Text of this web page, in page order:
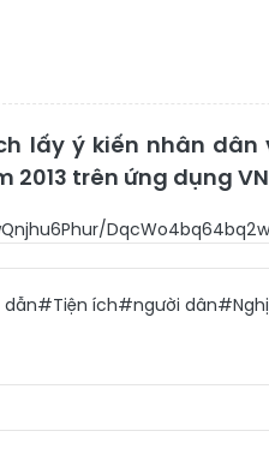
lấy ý kiến nhân dân
trên ứng dụng
#Tiện ích#người dân